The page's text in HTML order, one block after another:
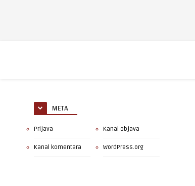
META
Prijava Kanal objava
Kanal komentara WordPress.org